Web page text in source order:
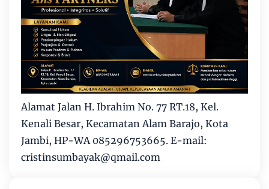
Alamat Jalan H. Ibrahim No. 77 RT.18, Kel.
Kenali Besar, Kecamatan Alam Barajo, Kota
Jambi, HP-WA 085296753665. E-mail:
cristinsumbayak@qmail.com